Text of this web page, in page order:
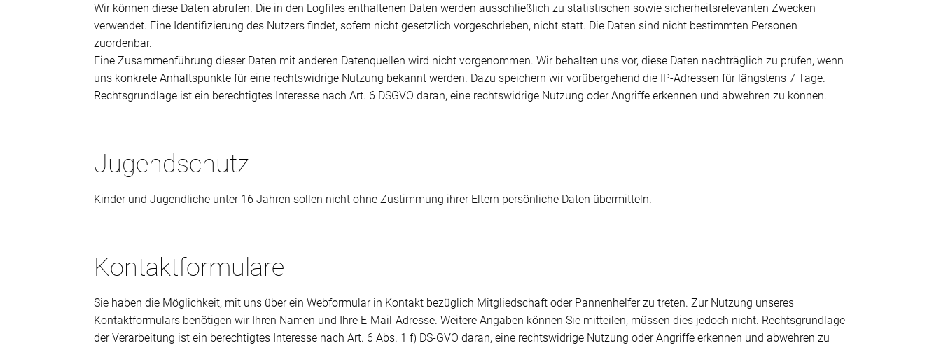
Wir können diese Daten abrufen. Die in den Logfiles enthaltenen Daten werden ausschließlich zu statistischen sowie sicherheitsrelevanten Zwecken
verwendet. Eine Identifizierung des Nutzers findet, sofern nicht gesetzlich vorgeschrieben, nicht statt. Die Daten sind nicht bestimmten Personen
zuordenbar.
Eine Zusammenführung dieser Daten mit anderen Datenquellen wird nicht vorgenommen. Wir behalten uns vor, diese Daten nachträglich zu prüfen, wenn
uns konkrete Anhaltspunkte für eine rechtswidrige Nutzung bekannt werden. Dazu speichern wir vorübergehend die IP-Adressen für längstens 7 Tage.
Rechtsgrundlage ist ein berechtigtes Interesse nach Art. 6 DSGVO daran, eine rechtswidrige Nutzung oder Angriffe erkennen und abwehren zu können.
Jugendschutz
Kinder und Jugendliche unter 16 Jahren sollen nicht ohne Zustimmung ihrer Eltern persönliche Daten übermitteln.
Kontaktformulare
Sie haben die Möglichkeit, mit uns über ein Webformular in Kontakt bezüglich Mitgliedschaft oder Pannenhelfer zu treten. Zur Nutzung unseres
Kontaktformulars benötigen wir Ihren Namen und Ihre E-Mail-Adresse. Weitere Angaben können Sie mitteilen, müssen dies jedoch nicht. Rechtsgrundlage
der Verarbeitung ist ein berechtigtes Interesse nach Art. 6 Abs. 1 f) DS-GVO daran, eine rechtswidrige Nutzung oder Angriffe erkennen und abwehren zu